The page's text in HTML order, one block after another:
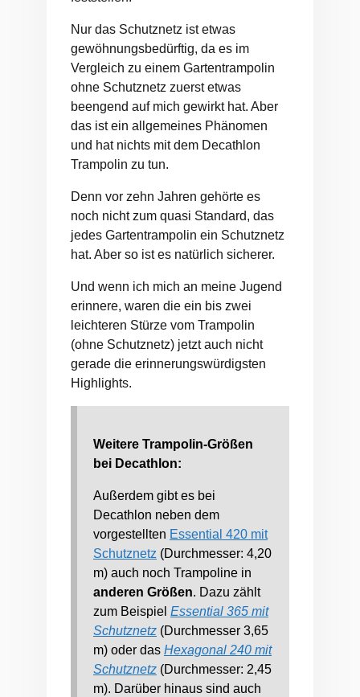
Nur das Schutznetz ist etwas
gewöhnungsbedürftig, da es im
Vergleich zu einem Gartentrampolin
ohne Schutznetz zuerst etwas
beengend auf mich gewirkt hat. Aber
das ist ein allgemeines Phänomen
und hat nichts mit dem Decathlon
Trampolin zu tun.
Denn vor zehn Jahren gehörte es
noch nicht zum quasi Standard, das
jedes Gartentrampolin ein Schutznetz
hat. Aber so ist es natürlich sicherer.
Und wenn ich mich an meine Jugend
erinnere, waren die ein bis zwei
leichteren Stürze vom Trampolin
(ohne Schutznetz) jetzt auch nicht
gerade die erinnerungswürdigsten
Highlights.
Weitere Trampolin-Größen
bei Decathlon:
Außerdem gibt es bei
Decathlon neben dem
vorgestellten Essential 420 mit
Schutznetz (Durchmesser: 4,20
m) auch noch Trampoline in
anderen Größen. Dazu zählt
zum Beispiel Essential 365 mit
Schutznetz (Durchmesser 3,65
m) oder das Hexagonal 240 mit
Schutznetz (Durchmesser: 2,45
m). Darüber hinaus sind auch